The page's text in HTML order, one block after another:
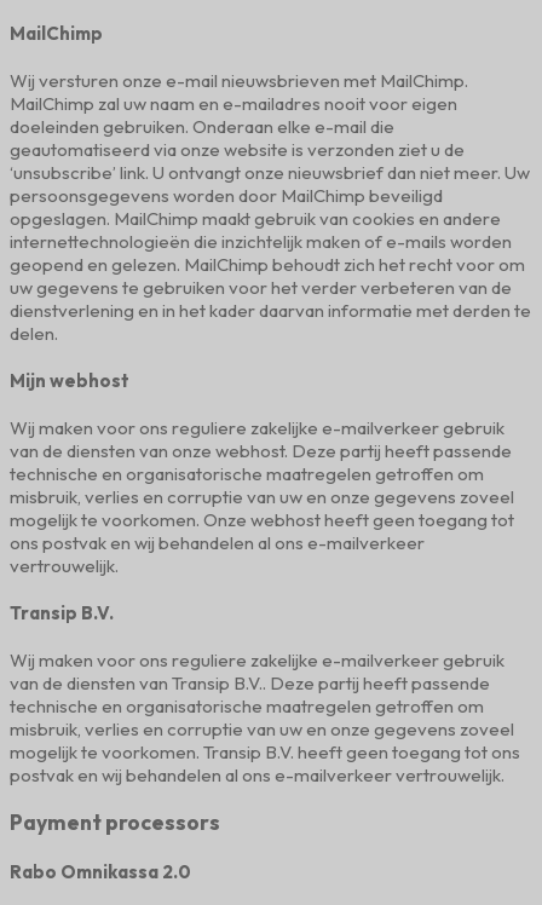
MailChimp
Wij versturen onze e-mail nieuwsbrieven met MailChimp.
MailChimp zal uw naam en e-mailadres nooit voor eigen
doeleinden gebruiken. Onderaan elke e-mail die
geautomatiseerd via onze website is verzonden ziet u de
‘unsubscribe’ link. U ontvangt onze nieuwsbrief dan niet meer. Uw
persoonsgegevens worden door MailChimp beveiligd
opgeslagen. MailChimp maakt gebruik van cookies en andere
internettechnologieën die inzichtelijk maken of e-mails worden
geopend en gelezen. MailChimp behoudt zich het recht voor om
uw gegevens te gebruiken voor het verder verbeteren van de
dienstverlening en in het kader daarvan informatie met derden te
delen.
Mijn webhost
Wij maken voor ons reguliere zakelijke e-mailverkeer gebruik
van de diensten van onze webhost. Deze partij heeft passende
technische en organisatorische maatregelen getroffen om
misbruik, verlies en corruptie van uw en onze gegevens zoveel
mogelijk te voorkomen. Onze webhost heeft geen toegang tot
ons postvak en wij behandelen al ons e-mailverkeer
vertrouwelijk.
Transip B.V.
Wij maken voor ons reguliere zakelijke e-mailverkeer gebruik
van de diensten van Transip B.V.. Deze partij heeft passende
technische en organisatorische maatregelen getroffen om
misbruik, verlies en corruptie van uw en onze gegevens zoveel
mogelijk te voorkomen. Transip B.V. heeft geen toegang tot ons
postvak en wij behandelen al ons e-mailverkeer vertrouwelijk.
Payment processors
Rabo Omnikassa 2.0